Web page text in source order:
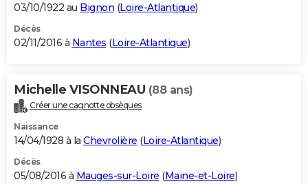
03/10/1922 au Bignon (Loire-Atlantique)
Décès
02/11/2016 à Nantes (Loire-Atlantique)
Michelle VISONNEAU (88 ans)
Créer une cagnotte obsèques
Naissance
14/04/1928 à la Chevrolière (Loire-Atlantique)
Décès
05/08/2016 à Mauges-sur-Loire (Maine-et-Loire)